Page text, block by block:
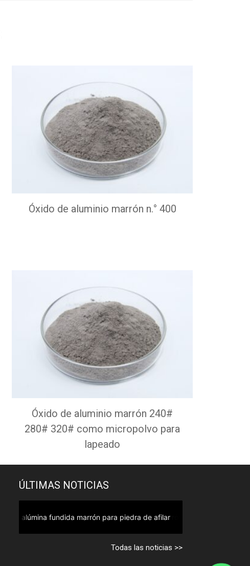
Óxido de aluminio marrón n.° 400
Óxido de aluminio marrón 240#
280# 320# como micropolvo para
lapeado
ÚLTIMAS NOTICIAS
Alúmina fundida marrón para discos de láminas
Todas las noticias >>